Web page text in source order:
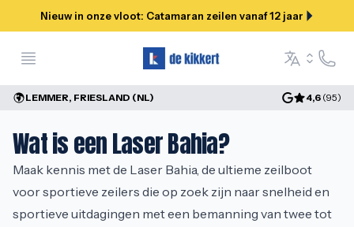
Nieuw in onze vloot: Catamaran zeilen vanaf 12 jaar
Language
Hulp
LEMMER, FRIESLAND (NL) 4,6 (95)
Wat is een Laser Bahia?
Maak kennis met de Laser Bahia, de ultieme zeilboot
voor sportieve zeilers die op zoek zijn naar snelheid en
sportieve uitdagingen met een bemanning van twee tot